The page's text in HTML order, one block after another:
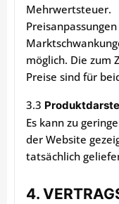
Mehrwertsteuer.
möglich. Die zum
Preise sind für
3.3
Es kann zu
der Website
tatsächlich
4.